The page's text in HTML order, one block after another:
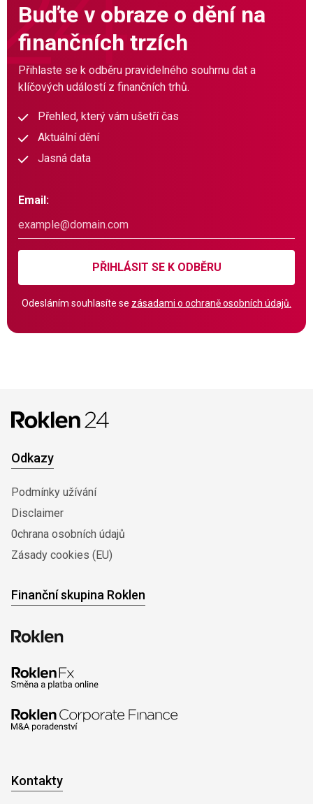
Buďte v obraze o dění na
finančních trzích
Přihlaste se k odběru pravidelného souhrnu dat a
klíčových událostí z finančních trhů.
Přehled, který vám ušetří čas
Aktuální dění
Jasná data
Email:
PŘIHLÁSIT SE K ODBĚRU
Odesláním souhlasíte se zásadami o ochraně osobních údajů.
Odkazy
Podmínky užívání
Disclaimer
0chrana osobních údajů
Zásady cookies (EU)
Finanční skupina Roklen
Kontakty